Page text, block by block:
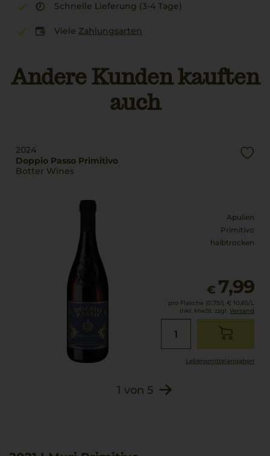
Schnelle Lieferung (3-4 Tage)
Viele Zahlungsarten
Andere Kunden kauften
auch
2024
Doppio Passo Primitivo
Botter Wines
Apulien
Primitivo
halbtrocken
€ 7,99
pro Flasche (0.75l), € 10,65/L
inkl. MwSt. zzgl. Versand
Lebensmittel­angaben
1 von 5